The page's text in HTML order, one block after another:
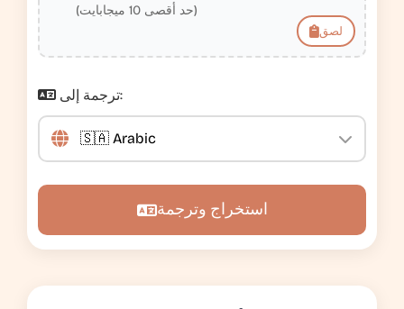
(حد أقصى 10 ميجابايت)
لصق
ترجمة إلى:
استخراج وترجمة